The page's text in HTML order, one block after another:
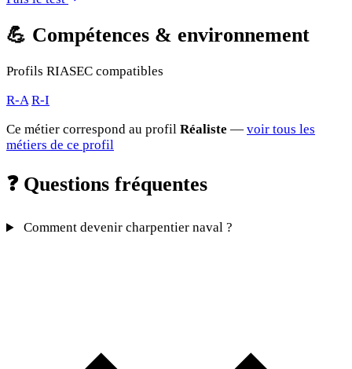
💪 Compétences & environnement
Profils RIASEC compatibles
R-A R-I
Ce métier correspond au profil Réaliste — voir tous les
métiers de ce profil
❓Questions fréquentes
Comment devenir charpentier naval ?